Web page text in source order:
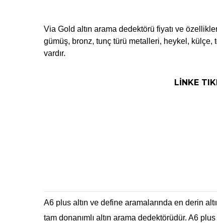
Via Gold altın arama dedektörü fiyatı ve
gümüş, bronz, tunç türü metalleri, heykel,
vardır.
LİNKE
A6 plus altın ve define aramalarında en derin
tam donanımlı altın arama dedektörüdür. A6